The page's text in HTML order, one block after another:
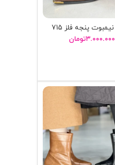
۳.۰۰۰.۰۰۰تومان